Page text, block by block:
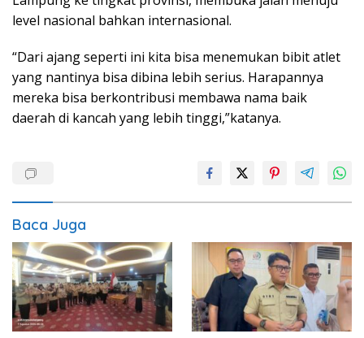
level nasional bahkan internasional.
“Dari ajang seperti ini kita bisa menemukan bibit atlet
yang nantinya bisa dibina lebih serius. Harapannya
mereka bisa berkontribusi membawa nama baik
daerah di kancah yang lebih tinggi,”katanya.
Baca Juga